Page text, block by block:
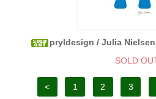
pryldesign / Julia
SOLD
< 1 2 3